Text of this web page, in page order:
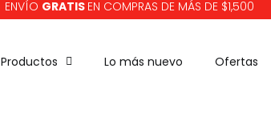
ENVÍO GRATIS EN COMPRAS DE MÁS DE $1,500
Productos Lo más nuevo Ofertas